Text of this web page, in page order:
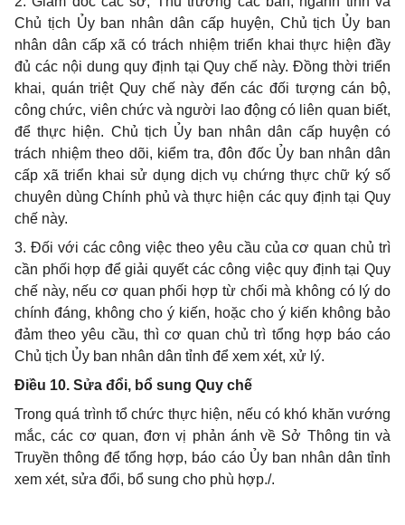
Chủ tịch Ủy ban nhân dân cấp huyện, Chủ tịch Ủy ban
nhân dân cấp xã có trách nhiệm triển khai thực hiện đầy
đủ các nội dung quy định tại Quy chế này. Đồng thời triển
khai, quán triệt Quy chế này đến các đối tượng cán bộ,
công chức, viên chức và người lao động có liên quan biết,
để thực hiện. Chủ tịch Ủy ban nhân dân cấp huyện có
trách nhiệm theo dõi, kiểm tra, đôn đốc Ủy ban nhân dân
cấp xã triển khai sử dụng dịch vụ chứng thực chữ ký số
chuyên dùng Chính phủ và thực hiện các quy định tại Quy
chế này.
3. Đối với các công việc theo yêu cầu của cơ quan chủ trì
cần phối hợp để giải quyết các công việc quy định tại Quy
chế này, nếu cơ quan phối hợp từ chối mà không có lý do
chính đáng, không cho ý kiến, hoặc cho ý kiến không bảo
đảm theo yêu cầu, thì cơ quan chủ trì tổng hợp báo cáo
Chủ tịch Ủy ban nhân dân tỉnh để xem xét, xử lý.
Điều 10. Sửa đổi, bổ sung Quy chế
Trong quá trình tổ chức thực hiện, nếu có khó khăn vướng
mắc, các cơ quan, đơn vị phản ánh về Sở Thông tin và
Truyền thông để tổng hợp, báo cáo Ủy ban nhân dân tỉnh
xem xét, sửa đổi, bổ sung cho phù hợp./.